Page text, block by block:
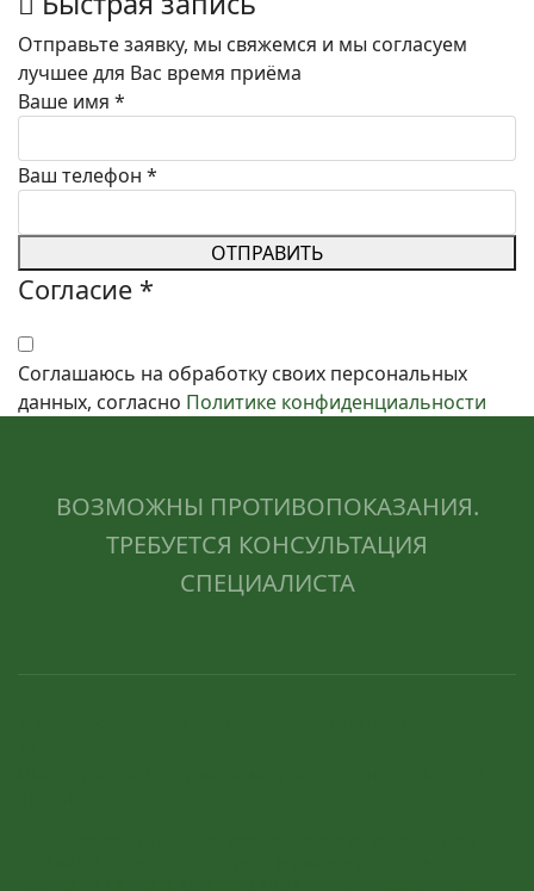
Отправьте заявку, мы свяжемся и мы согласуем
лучшее для Вас время приёма
Ваше имя *
Ваш телефон *
ОТПРАВИТЬ
Согласие *
Соглашаюсь на обработку своих персональных
данных, согласно Политике конфиденциальности
ВОЗМОЖНЫ ПРОТИВОПОКАЗАНИЯ.
ТРЕБУЕТСЯ КОНСУЛЬТАЦИЯ
СПЕЦИАЛИСТА